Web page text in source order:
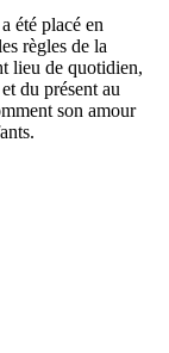
été placé en
règles de la
lieu de quotidien,
du présent au
son amour